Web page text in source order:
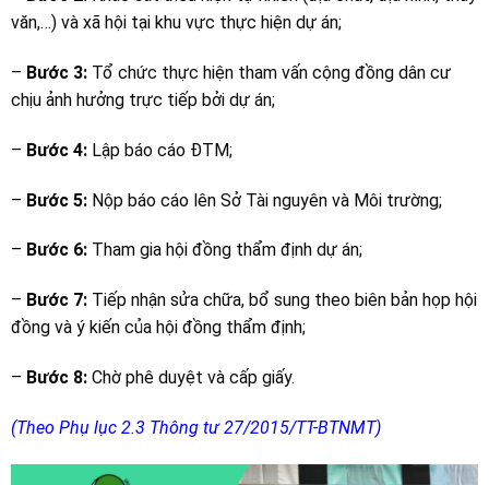
văn,…) và xã hội tại khu vực thực hiện dự án;
– Bước 3:Tổ chức thực hiện tham vấn cộng đồng dân cư
chịu ảnh hưởng trực tiếp bởi dự án;
– Bước 4:Lập báo cáo ĐTM;
– Bước 5:Nộp báo cáo lên Sở Tài nguyên và Môi trường;
– Bước 6:Tham gia hội đồng thẩm định dự án;
– Bước 7:Tiếp nhận sửa chữa, bổ sung theo biên bản họp hội
đồng và ý kiến của hội đồng thẩm định;
– Bước 8:Chờ phê duyệt và cấp giấy.
(Theo Phụ lục 2.3 Thông tư 27/2015/TT-BTNMT)